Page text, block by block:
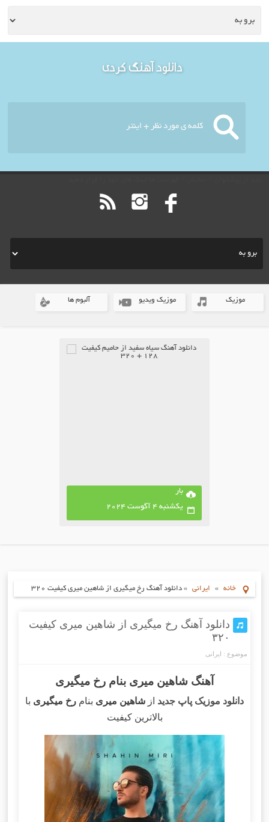
دانلود آهنگ کردی
موزیک موزیک ویدیو آلبوم ها
بار
یکشنبه 4 آگوست 2024
خانه » ایرانی »دانلود آهنگ رخ میگیری از شاهین میری کیفیت ۳۲۰
دانلود آهنگ رخ میگیری از شاهین میری کیفیت
۳۲۰
موضوع : ایرانی
آهنگ شاهین میری بنام رخ میگیری
دانلود موزیک پاپ جدید از شاهین میری بنام رخ میگیری با
بالاترین کیفیت